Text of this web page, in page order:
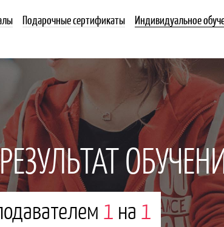
Подарочные сертификаты Индивидуальное
1 на 1